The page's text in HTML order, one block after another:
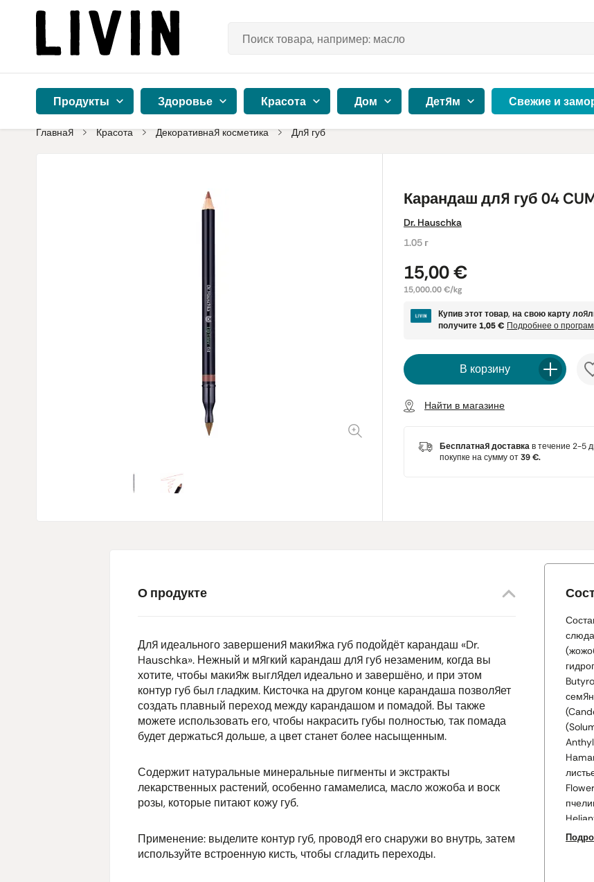
Продукты Здоровье Красота Дом Детям Свежие и
Главная Красота Декоративная косметика Для губ
Карандаш для губ 04
Dr. Hauschka
1.05 г
15,00 €
15,000.00 €/kg
Купив этот товар, на свою карту
получите1,05 € Подробнее о
В корзину
Найти в магазине
Бесплатная доставкав течение 2-5
покупке на сумму от39 €.
О продукте
Для идеального завершения макияжа губ подойдёт карандаш «Dr.
Hauschka». Нежный и мягкий карандаш для губ незаменим, когда вы
хотите, чтобы макияж выглядел идеально и завершёно, и при этом
контур губ был гладким. Кисточка на другом конце карандаша позволяет
создать плавный переход между карандашом и помадой. Вы также
можете использовать его, чтобы накрасить губы полностью, так помада
будет держаться дольше, а цвет станет более насыщенным.
Содержит натуральные минеральные пигменты и экстракты
лекарственных растений, особенно гамамелиса, масло жожоба и воск
розы, которые питают кожу губ.
Применение: выделите контур губ, проводя его снаружи во внутрь, затем
используйте встроенную кисть, чтобы сгладить переходы.